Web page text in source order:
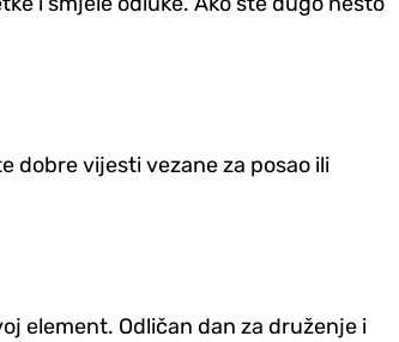
dobre vijesti vezane za posao ili
element. Odličan dan za druženje i